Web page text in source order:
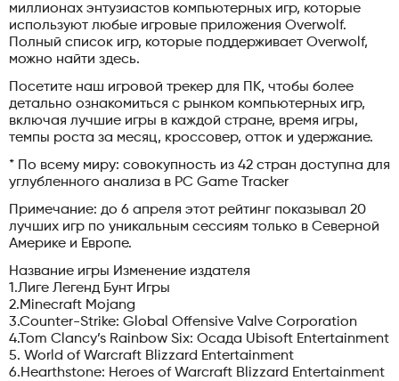
миллионах энтузиастов компьютерных игр, которые
используют любые игровые приложения Overwolf.
Полный список игр, которые поддерживает Overwolf,
можно найти здесь.
Посетите наш игровой трекер для ПК, чтобы более
детально ознакомиться с рынком компьютерных игр,
включая лучшие игры в каждой стране, время игры,
темпы роста за месяц, кроссовер, отток и удержание.
* По всему миру: совокупность из 42 стран доступна для
углубленного анализа в PC Game Tracker
Примечание: до 6 апреля этот рейтинг показывал 20
лучших игр по уникальным сессиям только в Северной
Америке и Европе.
Название игры Изменение издателя
1.Лиге Легенд Бунт Игры
2.Minecraft Mojang
3.Counter-Strike: Global Offensive Valve Corporation
4.Tom Clancy’s Rainbow Six: Осада Ubisoft Entertainment
5. World of Warcraft Blizzard Entertainment
6.Hearthstone: Heroes of Warcraft Blizzard Entertainment